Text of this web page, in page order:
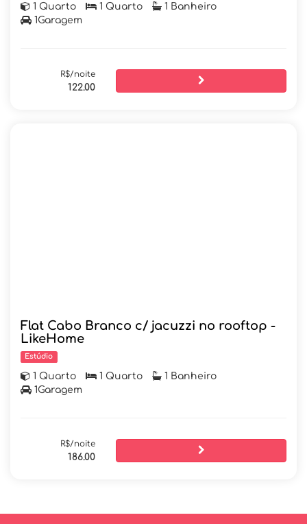
1 Quarto 1 Quarto
1 Banheiro
1Garagem
R$/noite
122.00
Flat Cabo Branco c/ jacuzzi no rooftop -
LikeHome
Estúdio
1 Quarto 1 Quarto
1 Banheiro
1Garagem
R$/noite
186.00